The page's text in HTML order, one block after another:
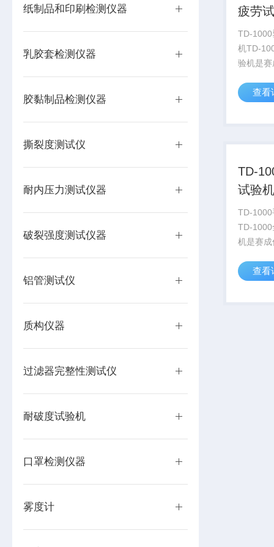
纸制品和印刷检测仪器
乳胶套检测仪器
胶黏制品检测仪器
撕裂度测试仪
耐内压力测试仪器
破裂强度测试仪器
铝管测试仪
质构仪器
过滤器完整性测试仪
耐破度试验机
口罩检测仪器
雾度计
疲劳
TD-1000
机TD-
验机是
行上下
数、试
查看
TD-
试验机
TD-1000
TD-1000
机是赛
上下震
试验时
查看